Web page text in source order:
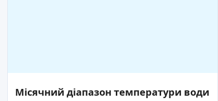
Місячний діапазон температури води